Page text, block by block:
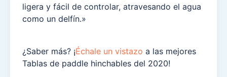
ligera y fácil de controlar, atravesando el agua
como un delfín.»
¿Saber más? ¡Échale un vistazo a las mejores
Tablas de paddle hinchables del 2020!